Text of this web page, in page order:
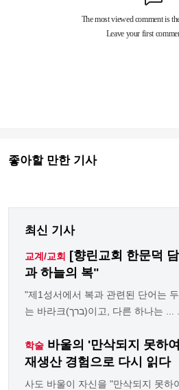
좋아할 만한 기사
최신 기사
교계/교회 [향린교회 한문덕
과 하늘의 복"
"제1성서에서 복과 관련된 단어는
는 바라크(ברך)이고, 다른 하나는 ... ...
학술 바울의 '만삭되지 못하
재생산 경험으로 다시 읽다
사도 바울이 자신을 "만삭되지 못하